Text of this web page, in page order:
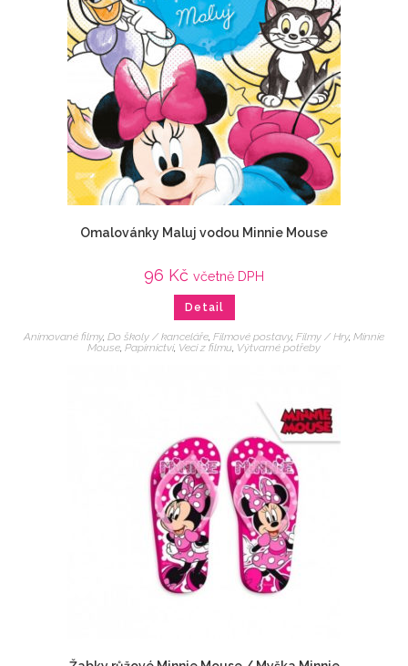
Omalovánky Maluj vodou Minnie Mouse
96 Kč včetně DPH
Detail
Animované filmy, Do školy / kanceláře, Filmové postavy, Filmy / Hry, Minnie
Mouse, Papírnictví, Veci z filmu, Výtvarné potřeby